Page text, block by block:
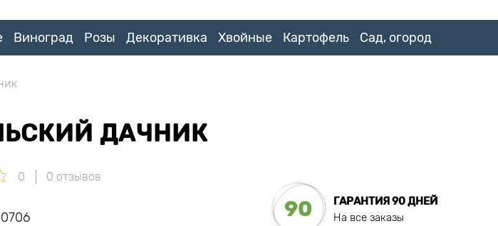
Виноград Розы Декоративка Хвойные Картофель Сад, огород
ДАЧНИК
0 0 отзывов
90
ГАРАНТИЯ 90 ДНЕЙ
На все заказы